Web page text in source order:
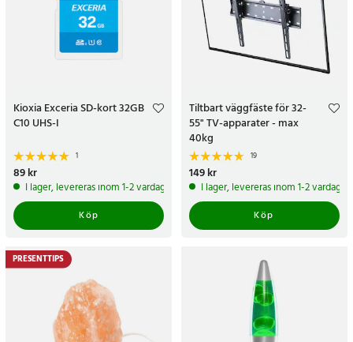
Kioxia Exceria SD-kort 32GB
C10 UHS-I
1
Pris:
89 kr
I lager, levereras inom 1-2 vardagar
Köp
Tiltbart väggfäste för 32-
55" TV-apparater - max
40kg
19
Pris:149 kr
149 kr
I lager, levereras inom 1-2 vardagar
Köp
PRESENTTIPS